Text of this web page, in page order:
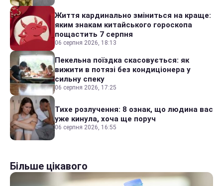
Життя кардинально зміниться на краще:
яким знакам китайського гороскопа
пощастить 7 серпня
06 серпня 2026, 18:13
Пекельна поїздка скасовується: як
вижити в потязі без кондиціонера у
сильну спеку
06 серпня 2026, 17:25
Тихе розлучення: 8 ознак, що людина вас
уже кинула, хоча ще поруч
06 серпня 2026, 16:55
Більше цікавого